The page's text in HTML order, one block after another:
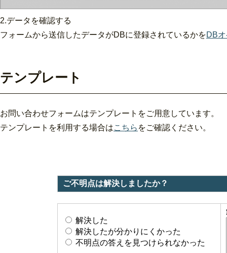
2.データを確認する
フォームから送信したデータがDBに登録されているかをDB
テンプレート
お問い合わせフォームはテンプレートをご用意しています。
テンプレートを利用する場合はこちら をご確認ください。